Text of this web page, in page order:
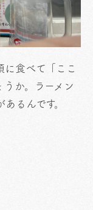
に食べて「ここ
うか。ラーメン
るんです。